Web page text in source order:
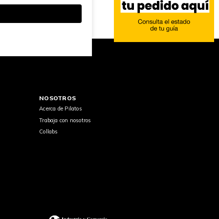
NOSOTROS
Acerca de Pilatos
Trabaja con nosotros
Collabs